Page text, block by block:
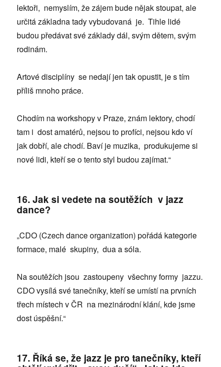
lektoři, nemyslím, že zájem bude nějak stoupat, ale
určitá základna tady vybudovaná je. Tihle lidé
budou předávat své základy dál, svým dětem, svým
rodinám.
Artové disciplíny se nedají jen tak opustit, je s tím
příliš mnoho práce.
Chodím na workshopy v Praze, znám lektory, chodí
tam i dost amatérů, nejsou to profíci, nejsou kdo ví
jak dobří, ale chodí. Baví je muzika, produkujeme si
nové lidi, kteří se o tento styl budou zajímat.“
16. Jak si vedete na soutěžích v jazz
dance?
„CDO (Czech dance organization) pořádá kategorie
formace, malé skupiny, dua a sóla.
Na soutěžích jsou zastoupeny všechny formy jazzu.
CDO vysílá své tanečníky, kteří se umístí na prvních
třech místech v ČR na mezinárodní klání, kde jsme
dost úspěšní.“
17. Říká se, že jazz je pro tanečníky, kteří